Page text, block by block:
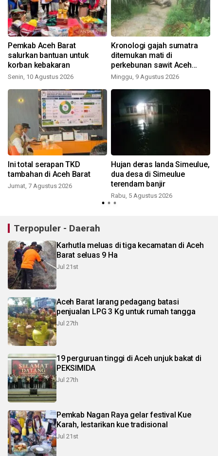
Pemkab Aceh Barat
salurkan bantuan untuk
korban kebakaran
Senin, 10 Agustus 2026
Kronologi gajah sumatra
ditemukan mati di
perkebunan sawit Aceh
Tamiang
Minggu, 9 Agustus 2026
Ini total serapan TKD
tambahan di Aceh Barat
Jumat, 7 Agustus 2026
Hujan deras landa Simeulue,
dua desa di Simeulue
terendam banjir
Rabu, 5 Agustus 2026
Terpopuler - Daerah
Karhutla meluas di tiga kecamatan di Aceh
Barat seluas 9 Ha
Jul 21st
Aceh Barat larang pedagang batasi
penjualan LPG 3 Kg untuk rumah tangga
Jul 27th
19 perguruan tinggi di Aceh unjuk bakat di
PEKSIMIDA
Jul 27th
Pemkab Nagan Raya gelar festival Kue
Karah, lestarikan kue tradisional
Jul 21st